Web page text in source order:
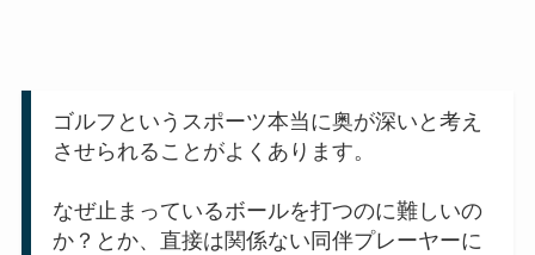
ゴルフというスポーツ本当に奥が深いと考え
させられることがよくあります。
なぜ止まっているボールを打つのに難しいの
か？とか、直接は関係ない同伴プレーヤーに